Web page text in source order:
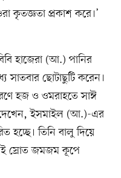
কৃতজ্ঞতা প্রকাশ করে।’
হাজেরা (আ.) পানির
সাতবার ছোটাছুটি করেন।
হজ ও ওমরাহতে সাঈ
দেখেন, ইসমাইল (আ.)-এর
হচ্ছে। তিনি বালু দিয়ে
স্রোত জমজম কূপে